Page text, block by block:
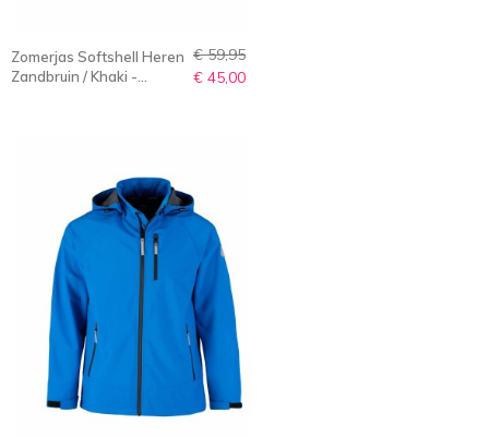
Zomerjas Softshell Heren
Zandbruin / Khaki -
€ 59,95
€ 45,00